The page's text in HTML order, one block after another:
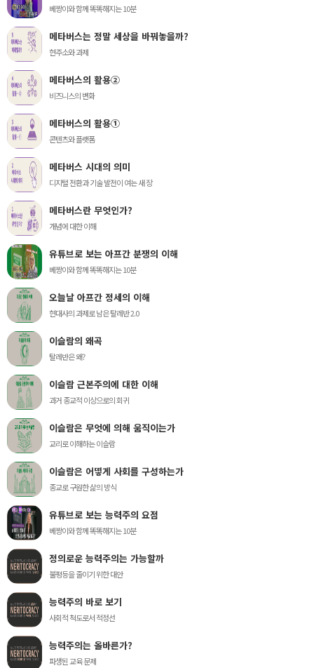
베짱이와 함께 똑똑해지는 10분
메타버스는 정말 세상을 바꿔놓을까?
현주소와 과제
메타버스의 활용②
비즈니스의 변화
메타버스의 활용①
콘텐츠와 플랫폼
메타버스 시대의 의미
디지털 전환과 기술 발전이 여는 새 장
메타버스란 무엇인가?
개념에 대한 이해
유튜브로 보는 아프간 분쟁의 이해
베짱이와 함께 똑똑해지는 10분
오늘날 아프간 정세의 이해
현대사의 과제로 남은 탈레반 2.0
이슬람의 왜곡
탈레반은 왜?
이슬람 근본주의에 대한 이해
과거 종교적 이상으로의 회귀
이슬람은 무엇에 의해 움직이는가
교리로 이해하는 이슬람
이슬람은 어떻게 사회를 구성하는가
종교로 구원한 삶의 방식
유튜브로 보는 능력주의 요점
베짱이와 함께 똑똑해지는 10분
정의로운 능력주의는 가능할까
불평등을 줄이기 위한 대안
능력주의 바로 보기
사회적 척도로서 적정선
능력주의는 올바른가?
파생된 교육 문제